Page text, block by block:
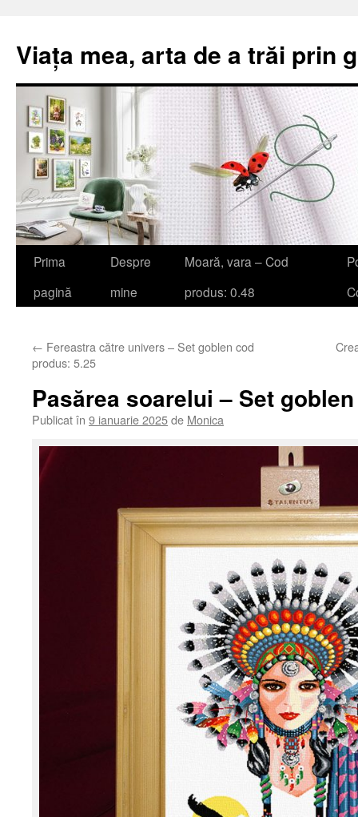
Viața mea, arta de a trăi prin
Sari
Prima
pagină
Despre
mine
Moară, vara – Cod
produs: 0.48
← Fereastra către univers – Set goblen cod
produs: 5.25
Pasărea soarelui – Set
Publicat în 9 ianuarie 2025de Monica